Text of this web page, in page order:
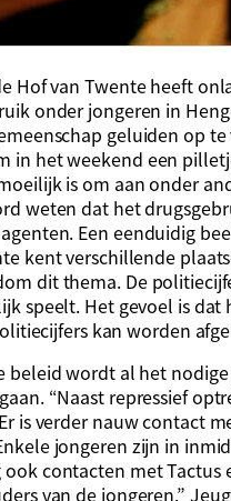
Hof van Twente heeft
onder jongeren in
geluiden op
in het weekend een
is om aan onder
weten dat het
Een eenduidig
kent verschillende
dit thema. De
speelt. Het gevoel is
kan worden
beleid wordt al het
“Naast repressief
is verder nauw contact
jongeren zijn in
contacten met
van de jongeren.”